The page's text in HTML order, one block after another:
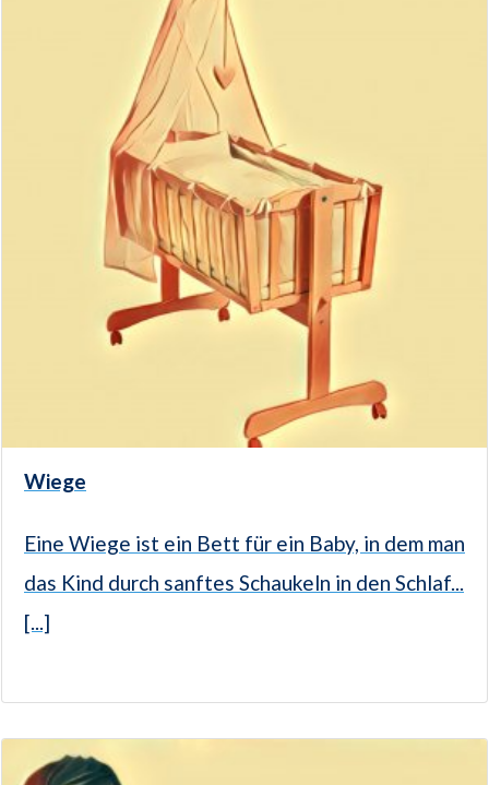
Wiege
Eine Wiege ist ein Bett für ein Baby, in dem man
das Kind durch sanftes Schaukeln in den Schlaf...
[...]